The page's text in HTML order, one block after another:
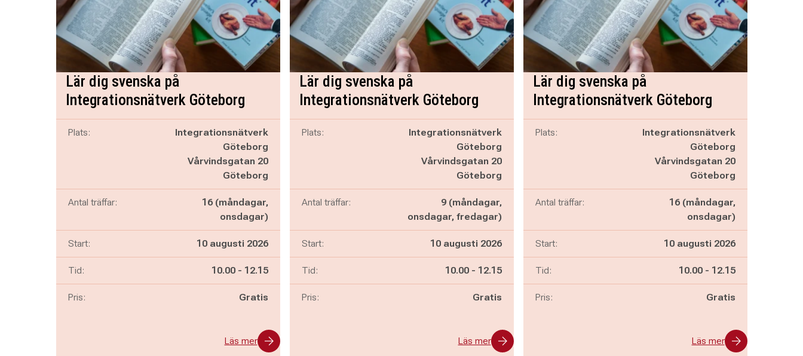
Lär dig svenska på
Integrationsnätverk Göteborg
Plats:
Integrationsnätverk
Göteborg
Vårvindsgatan 20
Göteborg
Antal träffar:
16 (måndagar,
onsdagar)
Start: 10 augusti 2026
Tid: Pågår mellan
10.00 - och
12.15
Pris: Gratis
Läs mer
Lär dig svenska på
Integrationsnätverk Göteborg
Plats:
Integrationsnätverk
Göteborg
Vårvindsgatan 20
Göteborg
Antal träffar:
9 (måndagar,
onsdagar, fredagar)
Start: 10 augusti 2026
Tid: Pågår mellan
10.00 - och
12.15
Pris: Gratis
Läs mer
Lär dig svenska på
Integrationsnätverk Göteborg
Plats:
Integrationsnätverk
Göteborg
Vårvindsgatan 20
Göteborg
Antal träffar:
16 (måndagar,
onsdagar)
Start: 10 augusti 2026
Tid: Pågår mellan
10.00 - och
12.15
Pris: Gratis
Läs mer